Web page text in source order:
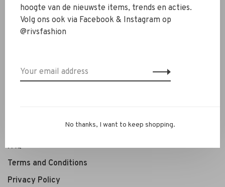
SALE
Contact Information
Personal Styling / Private Shopping
FAQ
Terms and Conditions
Privacy Policy
hoogte van de nieuwste items, trends en acties.
Volg ons ook via Facebook & Instagram op
@rivsfashion
No thanks, I want to keep shopping.